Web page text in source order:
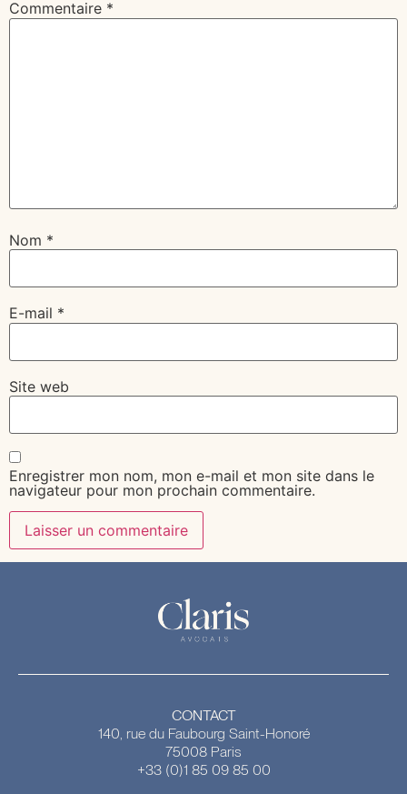
Commentaire *
Nom *
E-mail *
Site web
Enregistrer mon nom, mon e-mail et mon site dans le
navigateur pour mon prochain commentaire.
CONTACT
140, rue du Faubourg Saint-Honoré
75008 Paris
+33 (0)1 85 09 85 00